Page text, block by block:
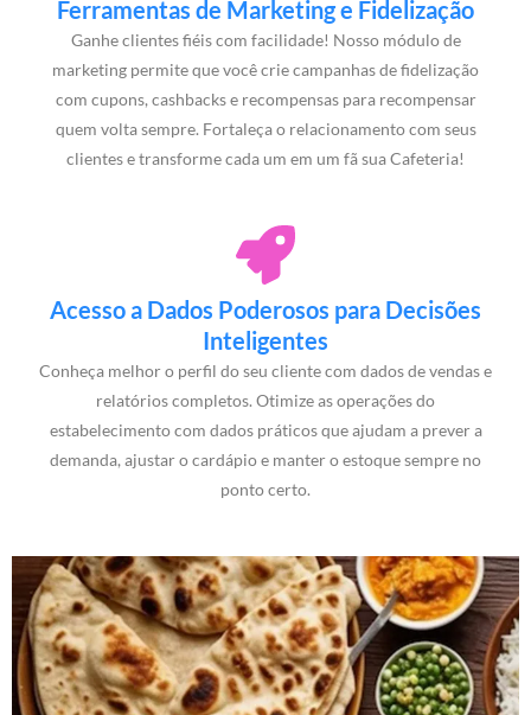
Ferramentas de Marketing e Fidelização
Ganhe clientes fiéis com facilidade! Nosso módulo de
marketing permite que você crie campanhas de fidelização
com cupons, cashbacks e recompensas para recompensar
quem volta sempre. Fortaleça o relacionamento com seus
clientes e transforme cada um em um fã sua Cafeteria!
Acesso a Dados Poderosos para Decisões
Inteligentes
Conheça melhor o perfil do seu cliente com dados de vendas e
relatórios completos. Otimize as operações do
estabelecimento com dados práticos que ajudam a prever a
demanda, ajustar o cardápio e manter o estoque sempre no
ponto certo.